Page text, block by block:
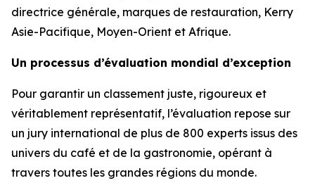
directrice générale, marques de restauration, Kerry
Asie-Pacifique, Moyen-Orient et Afrique.
Un processus d’évaluation mondial d’exception
Pour garantir un classement juste, rigoureux et
véritablement représentatif, l’évaluation repose sur
un jury international de plus de 800 experts issus des
univers du café et de la gastronomie, opérant à
travers toutes les grandes régions du monde.